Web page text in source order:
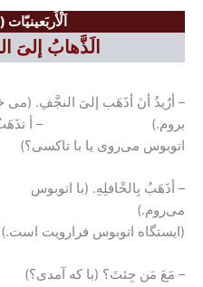
الَذَّهابُ إلیَ
– أرُیدُ أنَ أذَهَب إلیَ النجَّفِ. (می
بروم.) – أ تذَهَبُ
اتوبوس می‌روی یا با تاکسی؟)
– أذَهَبُ بِالحْافلِهِ. (با اتوبوس
می‌روم.) – مَوقفُ
(ایستگاه اتوبوس فرارویت است.)
– مَعَ مَن جِئتَ؟